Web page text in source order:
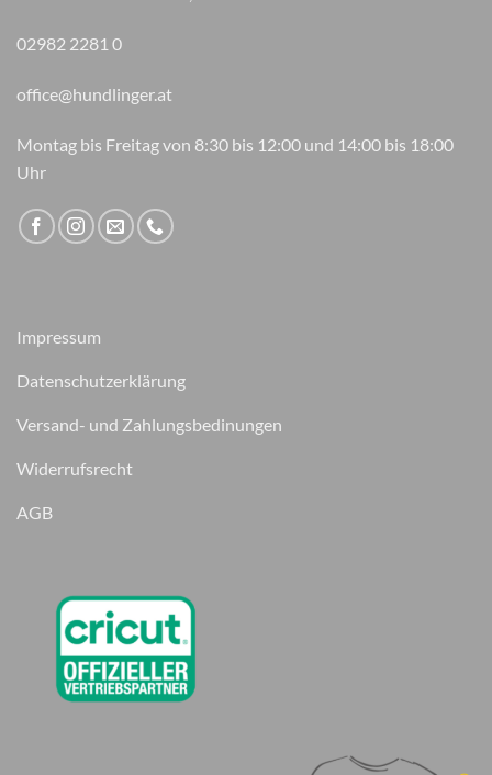
02982 2281 0
office@hundlinger.at
Montag bis Freitag von 8:30 bis 12:00 und 14:00 bis 18:00
Uhr
Impressum
Datenschutzerklärung
Versand- und Zahlungsbedinungen
Widerrufsrecht
AGB